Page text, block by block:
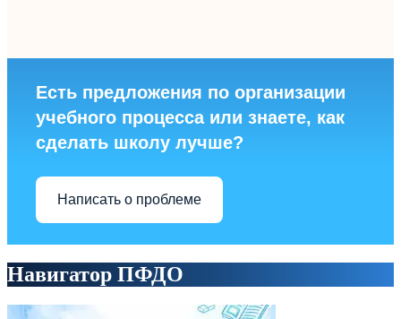
Есть предложения по организации
учебного процесса или знаете, как
сделать школу лучше?
Написать о проблеме
Навигатор ПФДО